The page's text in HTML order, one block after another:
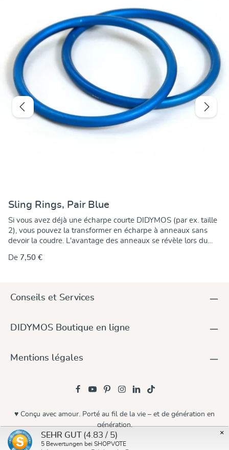
Sling Rings, Pair Blue
Si vous avez déjà une écharpe courte DIDYMOS (par ex. taille
2), vous pouvez la transformer en écharpe à anneaux sans
devoir la coudre. L'avantage des anneaux se révèle lors du
sur l'extrémité libre. Les anneaux serrent le tissu. Tu trouveras
exempts de nickel et conviennent aux personnes allergiques.
petites irrégularités d'aspect sont dues à la production !
De 7,50 €
Conseils et Services
DIDYMOS Boutique en ligne
Mentions légales
© 2026 Didymos
♥ Conçu avec amour. Porté au fil de la vie – et de génération en
génération.
×
SEHR GUT (4.83 / 5)
5 Bewertungen bei SHOPVOTE